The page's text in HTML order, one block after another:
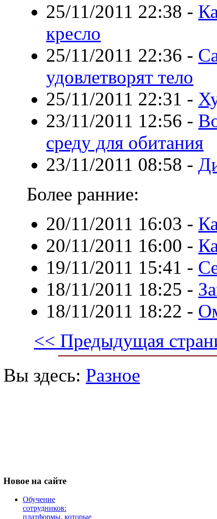
25/11/2011 22:38 -
кресло
25/11/2011 22:36 -
удовлетворят тело
25/11/2011 22:31 -
23/11/2011 12:56 -
среду для обитания
23/11/2011 08:58 -
Более ранние:
20/11/2011 16:03 -
20/11/2011 16:00 -
19/11/2011 15:41 -
18/11/2011 18:25 -
18/11/2011 18:22 -
<< Предыдущая
Вы здесь: Разное
Новое на сайте
Обучение
сотрудников:
платформы, которые